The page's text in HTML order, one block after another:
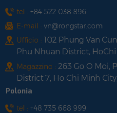
tel : +84 522 038 896
E-mail : vn@rongstar.com
Ufficio : 102 Phung Van
Phu Nhuan District, HoChi
Magazzino : 263 Go O Moi,
District 7, Ho Chi Minh
Polonia
tel : +48 735 668 999